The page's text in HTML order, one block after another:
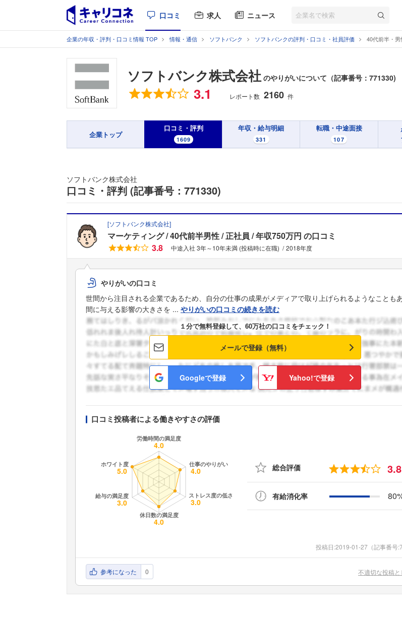
口コミ 求人 ニュース
企業の年収・評判・口コミ情報 TOP 情報・通信 ソフトバンク ソフトバンクの評判・口コミ・社員評価 40代前半・
ソフトバンク株式会社 のやりがいについて（記事番号：771330)
総合評価
3.1 レポート数 2160 件
企業トップ
口コミ・評判
1609
年収・給与明細
331
転職・中途面接
107
ソフトバンク株式会社
口コミ・評判 (記事番号：771330)
[ソフトバンク株式会社]
マーケティング 40代前半男性 正社員 年収750万円 の口コミ
3.8
中途入社 3年～10年未満 (投稿時に在職) 2018年度
やりがいの口コミ
世間から注目される企業であるため、自分の仕事の成果がメディアで取り上げられるようなことも
間に与える影響の大きさを ... やりがいの口コミの続きを読む
１分で無料登録して、60万社の口コミをチェック！
メールで登録（無料）
Googleで登録 Yahoo!で登録
口コミ投稿者による働きやすさの評価
総合評価 3.8
有給消化率
投稿日:2019-01-27 （記事番号
参考になった 0 不適切な投稿